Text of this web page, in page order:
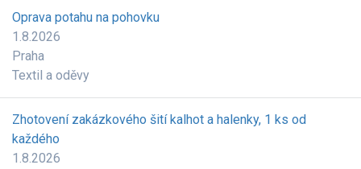
Oprava potahu na pohovku
1.8.2026
Praha
Textil a oděvy
Zhotovení zakázkového šití kalhot a halenky, 1 ks od
každého
1.8.2026